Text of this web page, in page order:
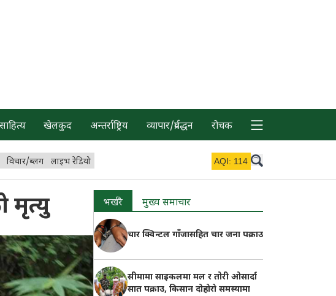
खेलकुद अन्तर्राष्ट्रिय व्यापार/प्रर्वद्धन रोचक
विचार/ब्लग लाइभ रेडियो AQI: 114
मृत्यु भर्खरै मुख्य समाचार
चार क्विन्टल गाँजासहित चार जना पक्राउ
सीमामा साइकलमा मल र तोरी ओसार्दा
सात पक्राउ, किसान दोहोरो समस्यामा